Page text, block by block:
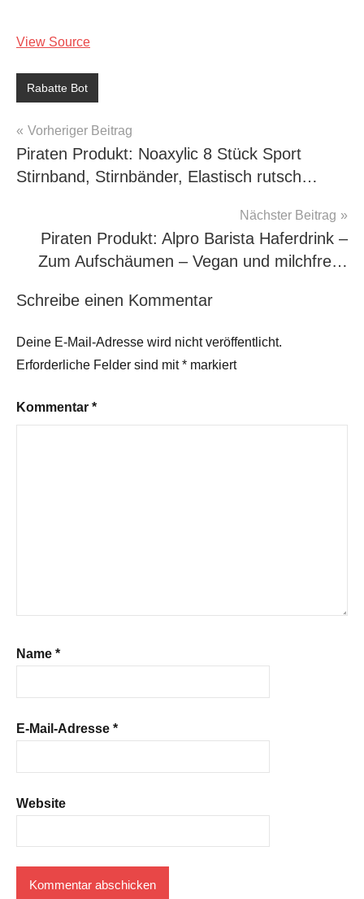
View Source
Rabatte Bot
Beitragsnavigation
Vorheriger Beitrag
Piraten Produkt: Noaxylic 8 Stück Sport
Stirnband, Stirnbänder, Elastisch rutsch…
Nächster Beitrag
Piraten Produkt: Alpro Barista Haferdrink –
Zum Aufschäumen – Vegan und milchfre…
Schreibe einen Kommentar
Deine E-Mail-Adresse wird nicht veröffentlicht.
Erforderliche Felder sind mit* markiert
Kommentar *
Name *
E-Mail-Adresse *
Website